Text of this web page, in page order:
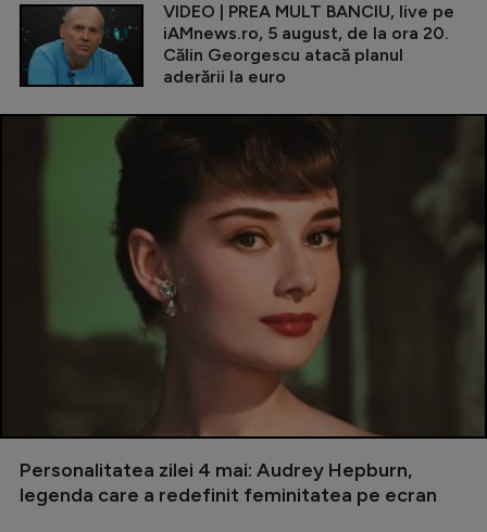
VIDEO | PREA MULT BANCIU, live pe
iAMnews.ro, 5 august, de la ora 20.
Călin Georgescu atacă planul
aderării la euro
Personalitatea zilei 4 mai: Audrey Hepburn,
legenda care a redefinit feminitatea pe ecran